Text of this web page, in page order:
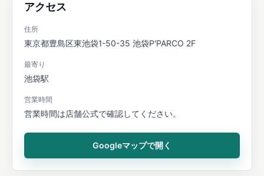
アクセス
住所
東京都豊島区東池袋1-50-35 池袋P'PARCO 2F
最寄り
池袋駅
営業時間
営業時間は店舗公式で確認してください。
Googleマップで開く